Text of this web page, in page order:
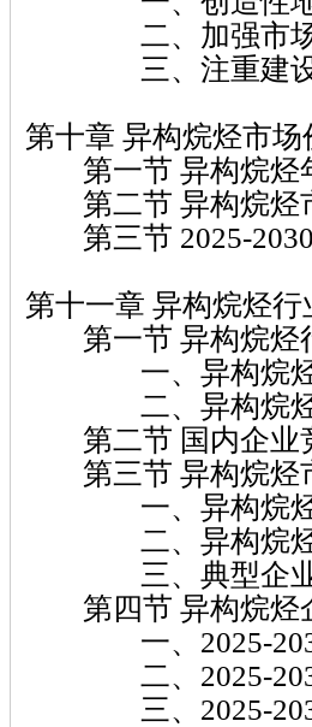
二、加强市场
三、注重建设
第十章 异构烷烃市
第一节 异构烷烃
第二节 异构烷烃
第三节 2025-2030
第十一章 异构烷烃
第一节 异构烷烃
一、异构烷烃
二、异构烷烃
第二节 国内企业
第三节 异构烷烃
一、异构烷烃
二、异构烷烃
三、典型企业
第四节 异构烷烃
一、2025-2030
二、2025-2030
三、2025-2030